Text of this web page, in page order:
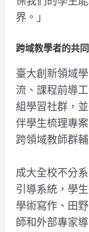
界。」
跨域教學者的共
臺大創新領域
流、課程前導
組學習社群，
伴學生梳理專
跨領域教師群
成大全校不分
引導系統，學
學術寫作、田
師和外部專家